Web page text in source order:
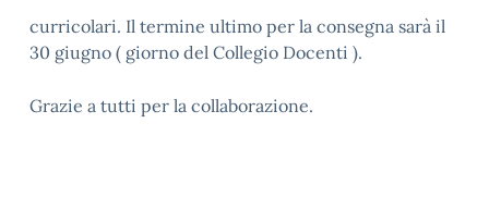
curricolari. Il termine ultimo per la consegna sarà il
30 giugno ( giorno del Collegio Docenti ).
Grazie a tutti per la collaborazione.